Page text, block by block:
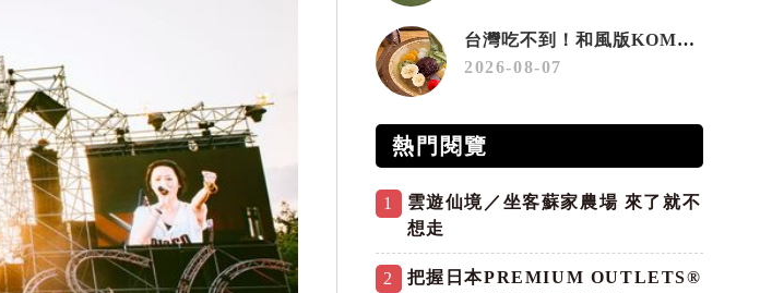
台灣吃不到！和風版KOMEDA咖啡讓你吃遍名古屋在地美食
2026-08-07
熱門閱覽
1
雲遊仙境／坐客蘇家農場 來了就不
想走
2
把握日本PREMIUM OUTLETS®